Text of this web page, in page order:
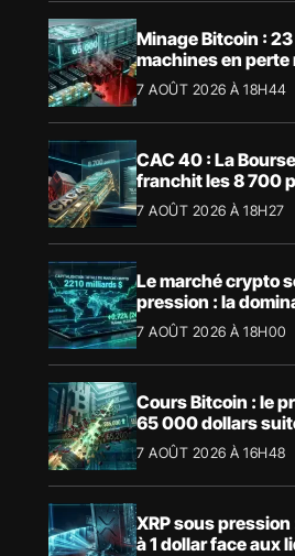
Minage Bitcoin :
machines en perte
BTC à 65 000 $
7 AOÛT 2026 À 18H44
CAC 40 : La
franchit les 8 700
à la tech
7 AOÛT 2026 À 18H27
Le marché crypto
pression : la
Bitcoin aspire la
7 AOÛT 2026 À 18H00
Cours Bitcoin : le
65 000 dollars
squeeze massif
7 AOÛT 2026 À 16H48
XRP sous
à 1 dollar face aux